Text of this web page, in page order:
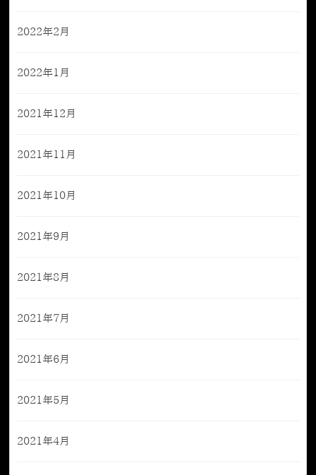
2022年2月
2022年1月
2021年12月
2021年11月
2021年10月
2021年9月
2021年8月
2021年7月
2021年6月
2021年5月
2021年4月